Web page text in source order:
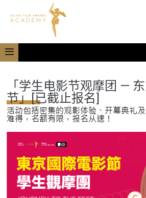
「学生电影节观摩团 —
节」[已截止报名]
活动包括密集的观影体验、开幕典礼
难得，名额有限，报名从速！